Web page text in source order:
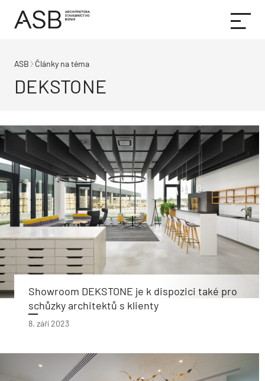
ASB Články na téma
DEKSTONE
Showroom DEKSTONE je k dispozici také pro
schůzky architektů s klienty
8. září 2023